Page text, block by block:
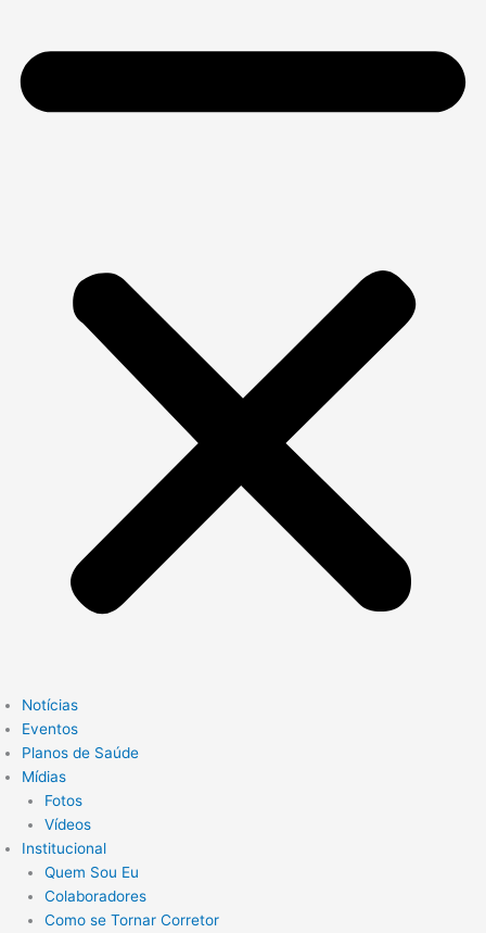
Notícias
Eventos
Planos de Saúde
Mídias
Fotos
Vídeos
Institucional
Quem Sou Eu
Colaboradores
Como se Tornar Corretor